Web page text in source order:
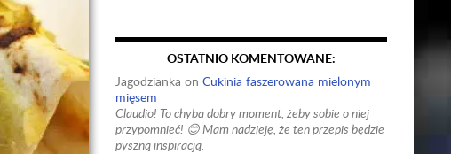
OSTATNIO KOMENTOWANE:
Jagodzianka on Cukinia faszerowana mielonym
mięsem
Claudio! To chyba dobry moment, żeby sobie o niej
przypomnieć! 😊 Mam nadzieję, że ten przepis będzie
pyszną inspiracją.